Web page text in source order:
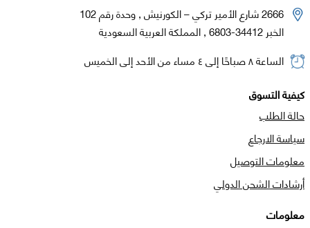
2666 شارع الأمير تركي – الكورنيش , وحدة رقم 102
الخبر 34412-6803 , المملكة العربية السعودية
الساعة ٨ صباحًا إلى ٤ مساء من الأحد إلى الخميس
كيفية التسوق
حالة الطلب
سياسة الارجاع
معلومات التوصيل
أرشادات الشحن الدولي
معلومات